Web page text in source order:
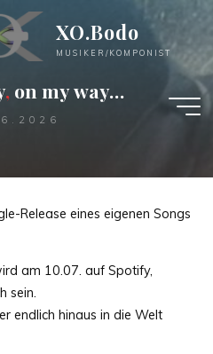
XO.Bodo
MUSIKER/KOMPONIST
, on myway…
Release eines eigenen Songs
am 10.07. auf Spotify,
sein.
endlich hinaus in die Welt